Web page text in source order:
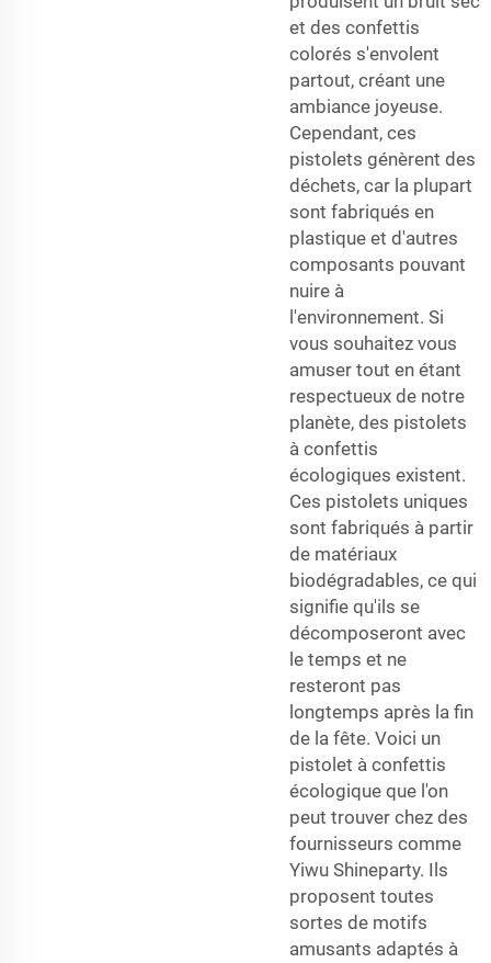
et des confettis
colorés s'envolent
partout, créant une
ambiance joyeuse.
Cependant, ces
pistolets génèrent des
déchets, car la plupart
sont fabriqués en
plastique et d'autres
composants pouvant
nuire à
l'environnement. Si
vous souhaitez vous
amuser tout en étant
respectueux de notre
planète, des pistolets
à confettis
écologiques existent.
Ces pistolets uniques
sont fabriqués à partir
de matériaux
biodégradables, ce qui
signifie qu'ils se
décomposeront avec
le temps et ne
resteront pas
longtemps après la fin
de la fête. Voici un
pistolet à confettis
écologique que l'on
peut trouver chez des
fournisseurs comme
Yiwu Shineparty. Ils
proposent toutes
sortes de motifs
amusants adaptés à